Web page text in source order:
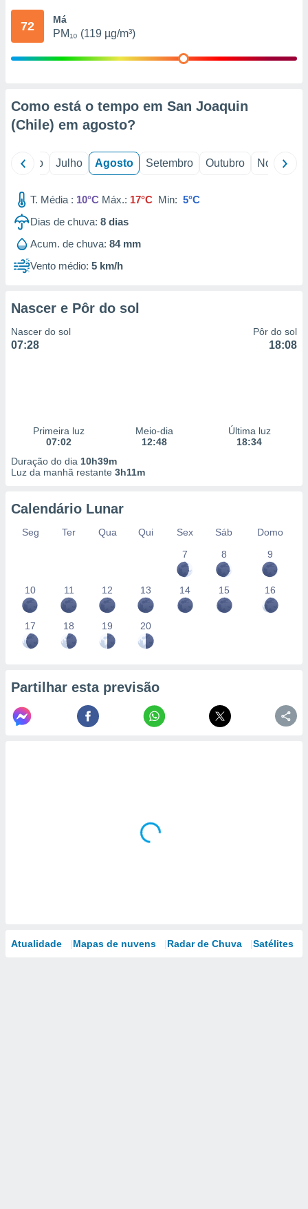
através
1199
72 Má
PM₁₀ (119 µg/m³)
Como está o tempo em San Joaquin
(Chile) em agosto?
Junho Julho Agosto Setembro Outubro Novembro
T. Média : 10°C Máx.: 17°C Min: 5°C
Dias de chuva: 8 dias
Acum. de chuva: 84 mm
Vento médio: 5 km/h
Nascer e Pôr do sol
Nascer do sol
07:28
Pôr do sol
18:08
Primeira luz
07:02
Meio-dia
12:48
Última luz
18:34
Duração do dia 10h39m
Luz da manhã restante 3h11m
Calendário Lunar
Seg Ter Qua Qui Sex Sáb
Domo
7
8 9
10 11 12 13 14 15 16
17 18 19 20
Partilhar esta previsão
Atualidade Mapas de nuvens Radar de Chuva Satélites